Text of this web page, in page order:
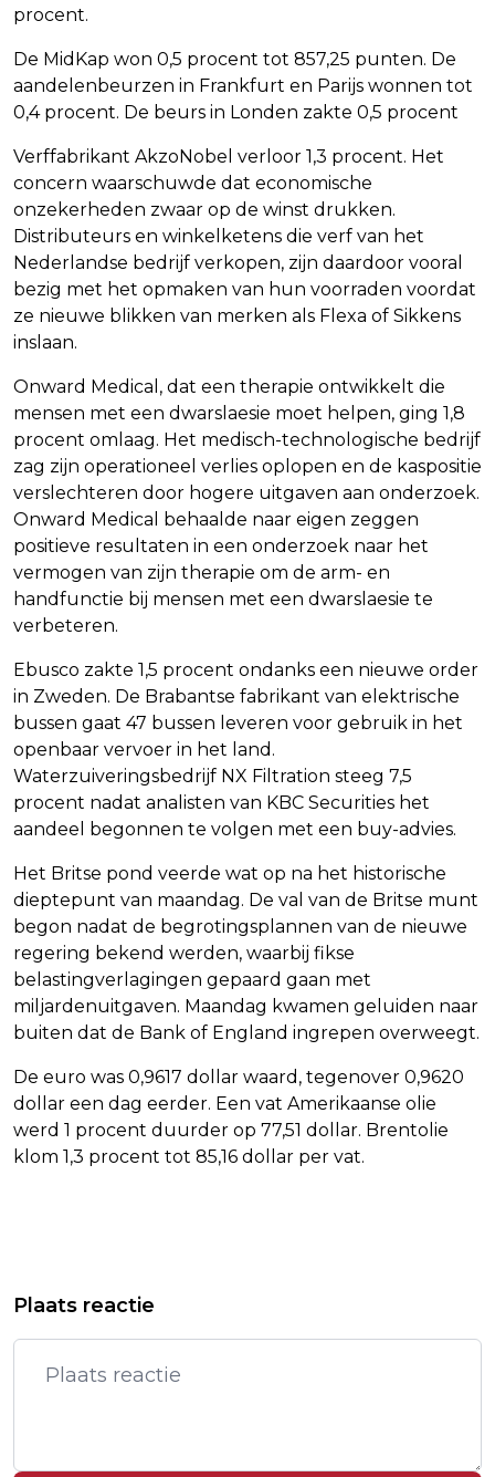
procent.
De MidKap won 0,5 procent tot 857,25 punten. De
aandelenbeurzen in Frankfurt en Parijs wonnen tot
0,4 procent. De beurs in Londen zakte 0,5 procent
Verffabrikant AkzoNobel verloor 1,3 procent. Het
concern waarschuwde dat economische
onzekerheden zwaar op de winst drukken.
Distributeurs en winkelketens die verf van het
Nederlandse bedrijf verkopen, zijn daardoor vooral
bezig met het opmaken van hun voorraden voordat
ze nieuwe blikken van merken als Flexa of Sikkens
inslaan.
Onward Medical, dat een therapie ontwikkelt die
mensen met een dwarslaesie moet helpen, ging 1,8
procent omlaag. Het medisch-technologische bedrijf
zag zijn operationeel verlies oplopen en de kaspositie
verslechteren door hogere uitgaven aan onderzoek.
Onward Medical behaalde naar eigen zeggen
positieve resultaten in een onderzoek naar het
vermogen van zijn therapie om de arm- en
handfunctie bij mensen met een dwarslaesie te
verbeteren.
Ebusco zakte 1,5 procent ondanks een nieuwe order
in Zweden. De Brabantse fabrikant van elektrische
bussen gaat 47 bussen leveren voor gebruik in het
openbaar vervoer in het land.
Waterzuiveringsbedrijf NX Filtration steeg 7,5
procent nadat analisten van KBC Securities het
aandeel begonnen te volgen met een buy-advies.
Het Britse pond veerde wat op na het historische
dieptepunt van maandag. De val van de Britse munt
begon nadat de begrotingsplannen van de nieuwe
regering bekend werden, waarbij fikse
belastingverlagingen gepaard gaan met
miljardenuitgaven. Maandag kwamen geluiden naar
buiten dat de Bank of England ingrepen overweegt.
De euro was 0,9617 dollar waard, tegenover 0,9620
dollar een dag eerder. Een vat Amerikaanse olie
werd 1 procent duurder op 77,51 dollar. Brentolie
klom 1,3 procent tot 85,16 dollar per vat.
SUMMIT VOOR VROUWELIJKE
ENECO KONDIGT ENERGIETARIEVEN
VOORTAAN EERDER AAN NA KRITIEK
Plaats reactie